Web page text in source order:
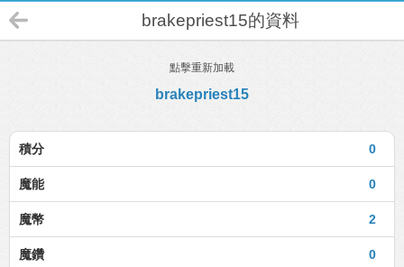
brakepriest15的資料
點擊重新加載
brakepriest15
0
積分
0
魔能
2
魔幣
0
魔鑽